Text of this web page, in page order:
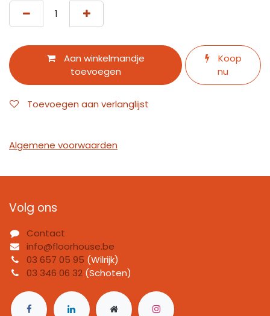
Aan winkelmandje
toevoegen
Koop
nu
Toevoegen aan verlanglijst
Algemene voorwaarden
Volg ons
Contact
info@floorhouse.be
03 657 05 95 (Wilrijk)
03 346 06 32 (Schoten)